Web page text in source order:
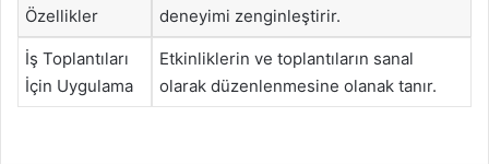
Özellikler
deneyimi zenginleştirir.
İş Toplantıları
İçin Uygulama
Etkinliklerin ve toplantıların sanal
olarak düzenlenmesine olanak tanır.